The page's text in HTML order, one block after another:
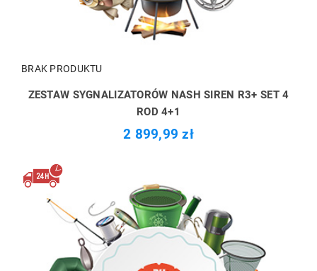
BRAK PRODUKTU
ZESTAW SYGNALIZATORÓW NASH SIREN R3+ SET 4
ROD 4+1
2 899,99 zł